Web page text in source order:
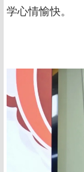
学心情愉快。